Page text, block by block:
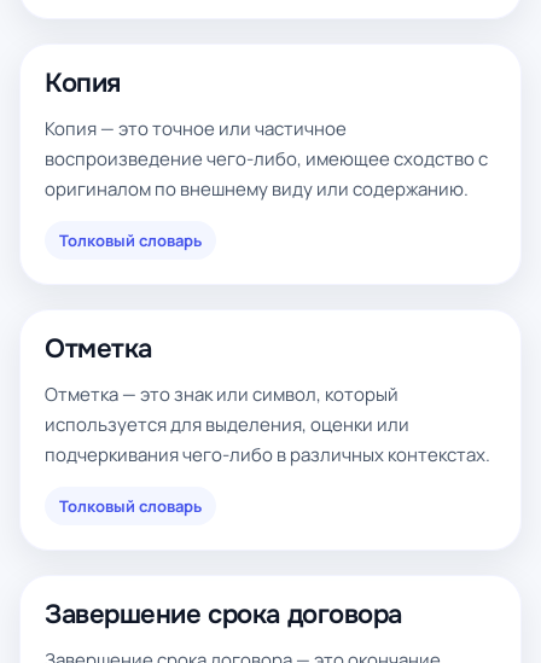
Копия
Копия — это точное или частичное
воспроизведение чего-либо, имеющее сходство с
оригиналом по внешнему виду или содержанию.
Толковый словарь
Отметка
Отметка — это знак или символ, который
используется для выделения, оценки или
подчеркивания чего-либо в различных контекстах.
Толковый словарь
Завершение срока договора